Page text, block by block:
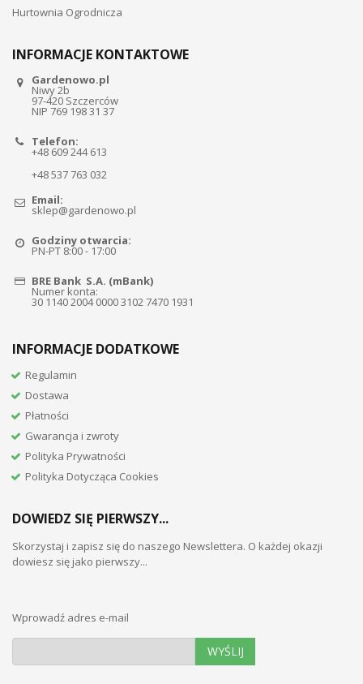
Hurtownia Ogrodnicza
INFORMACJE KONTAKTOWE
Gardenowo.pl
Niwy 2b
97-420 Szczerców
NIP 769 198 31 37
Telefon:
+48 609 244 613
+48 537 763 032
Email:
sklep@gardenowo.pl
Godziny otwarcia:
PN-PT 8:00 - 17:00
BRE Bank S.A. (mBank)
Numer konta:
30 1140 2004 0000 3102 7470 1931
INFORMACJE DODATKOWE
Regulamin
Dostawa
Płatności
Gwarancja i zwroty
Polityka Prywatności
Polityka Dotycząca Cookies
DOWIEDZ SIĘ PIERWSZY...
Skorzystaj i zapisz się do naszego Newslettera. O każdej okazji
dowiesz się jako pierwszy...
Wprowadź adres e-mail
WYŚLIJ